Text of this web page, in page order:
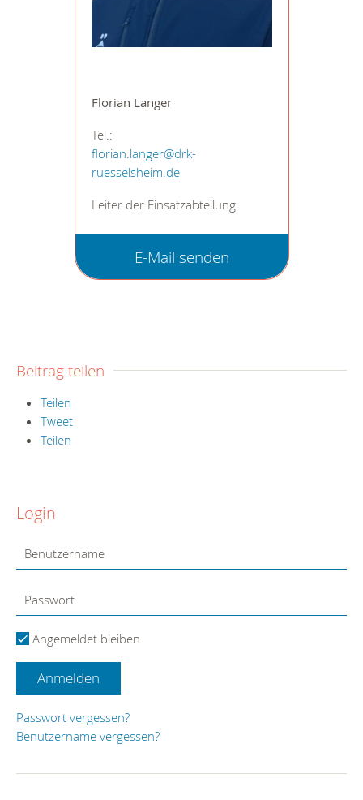
Beitrag teilen
Teilen
Tweet
Teilen
Login
Angemeldet bleiben
Anmelden
Passwort vergessen?
Benutzername vergessen?
Florian Langer
Tel.:
florian.langer@drk-
ruesselsheim.de
Leiter der Einsatzabteilung
E-Mail senden